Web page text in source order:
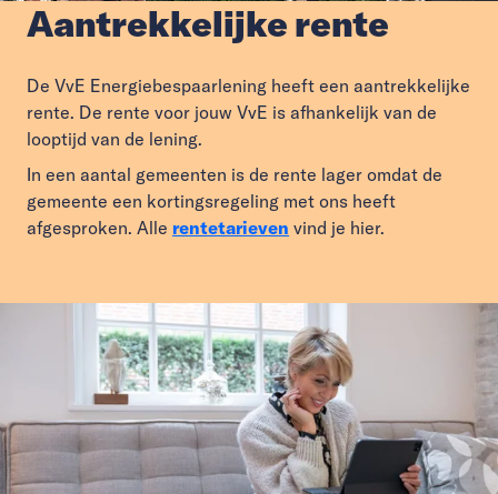
Aantrekkelijke rente
De VvE Energiebespaarlening heeft een aantrekkelijke
rente. De rente voor jouw VvE is afhankelijk van de
looptijd van de lening.
In een aantal gemeenten is de rente lager omdat de
gemeente een kortingsregeling met ons heeft
afgesproken. Alle rentetarieven vind je hier.